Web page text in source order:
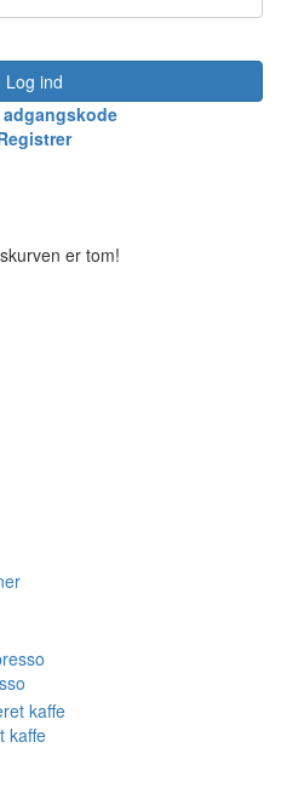
Log ind
adgangskode
er tom!
kaffe